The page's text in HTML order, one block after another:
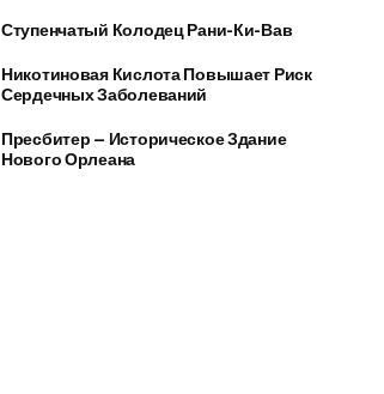
Ступенчатый Колодец Рани-Ки-Вав
Никотиновая Кислота Повышает Риск
Сердечных Заболеваний
Пресбитер — Историческое Здание
Нового Орлеана